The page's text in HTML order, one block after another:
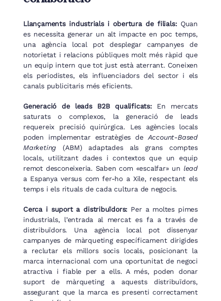
Llançaments industrials i obertura de filials:Quan
es necessita generar un alt impacte en poc temps,
una agència local pot desplegar campanyes de
notorietat i relacions públiques molt més ràpid que
un equip intern que tot just està aterrant. Coneixen
els periodistes, els influenciadors del sector i els
canals publicitaris més eficients.
Generació de leads B2B qualificats:En mercats
saturats o complexos, la generació de leads
requereix precisió quirúrgica. Les agències locals
poden implementar estratègies deAccount-Based
Marketing (ABM) adaptades als grans comptes
locals, utilitzant dades i contextos que un equip
remot desconeixeria. Saben com «escalfar» un lead
a Espanya versus com fer-ho a Xile, respectant els
temps i els rituals de cada cultura de negocis.
Cerca i suport a distribuïdors: Per a moltes pimes
industrials, l’entrada al mercat es fa a través de
distribuïdors. Una agència local pot dissenyar
campanyes de màrqueting específicament dirigides
a reclutar els millors socis locals, posicionant la
marca internacional com una oportunitat de negoci
atractiva i fiable per a ells. A més, poden donar
suport de màrqueting a aquests distribuïdors,
assegurant que la marca es presenti correctament